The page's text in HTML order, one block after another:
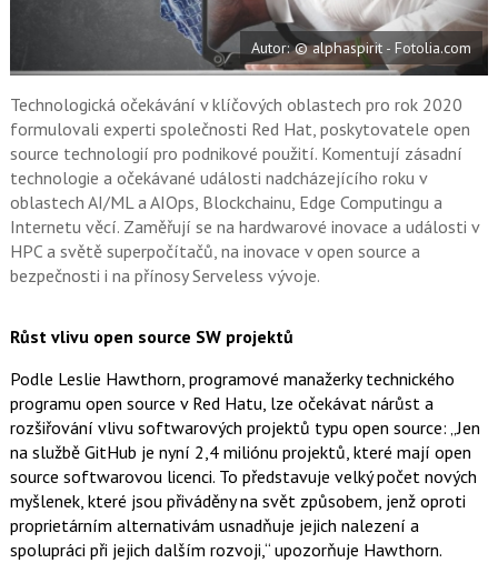
b
o
o
k
u
i
X
Autor: © alphaspirit - Fotolia.com
Technologická očekávání v klíčových oblastech pro rok 2020
formulovali experti společnosti Red Hat, poskytovatele open
source technologií pro podnikové použití. Komentují zásadní
technologie a očekávané události nadcházejícího roku v
oblastech AI/ML a AIOps, Blockchainu, Edge Computingu a
Internetu věcí. Zaměřují se na hardwarové inovace a události v
HPC a světě superpočítačů, na inovace v open source a
bezpečnosti i na přínosy Serveless vývoje.
Růst vlivu open source SW projektů
Podle Leslie Hawthorn, programové manažerky technického
programu open source v Red Hatu, lze očekávat nárůst a
rozšiřování vlivu softwarových projektů typu open source: „Jen
na službě GitHub je nyní 2,4 miliónu projektů, které mají open
source softwarovou licenci. To představuje velký počet nových
myšlenek, které jsou přiváděny na svět způsobem, jenž oproti
proprietárním alternativám usnadňuje jejich nalezení a
spolupráci při jejich dalším rozvoji,“ upozorňuje Hawthorn.